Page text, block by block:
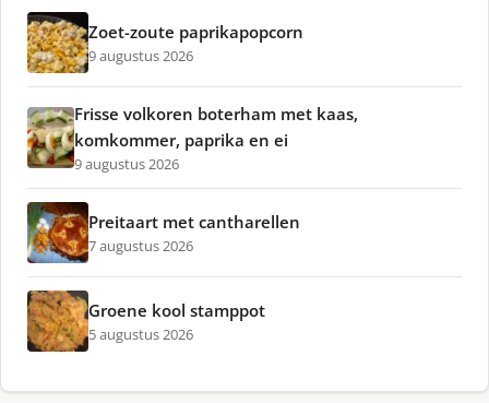
Zoet-zoute paprikapopcorn
9 augustus 2026
Frisse volkoren boterham met kaas,
komkommer, paprika en ei
9 augustus 2026
Preitaart met cantharellen
7 augustus 2026
Groene kool stamppot
5 augustus 2026